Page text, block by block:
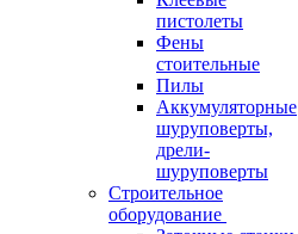
пистолеты
Фены
стоительные
Пилы
Аккумуляторные
шуруповерты,
дрели-
шуруповерты
Строительное
оборудование